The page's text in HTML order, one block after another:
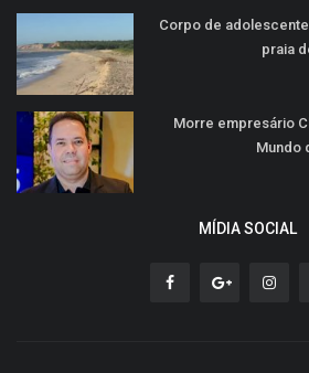
Corpo de
praia
Morre empresário
Mundo
MÍDIA SOCIAL